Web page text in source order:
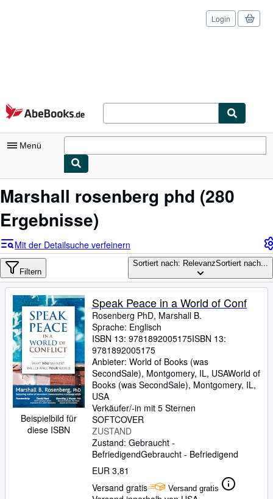
Zum Hauptinhalt
AbeBooks.de
Login
Menü
Nutzerkonto
Logout
Detailsuche
Sammlungen
Antiquarische Bücher
Kunst & Sammlerstücke
Verkäufer
Verkäufer werden
Hilfe
SCHLIESSEN
Marshall rosenberg phd (280
Ergebnisse)
Mit der Detailsuche verfeinern
Filtern
Sortiert nach: RelevanzSortiert nach...
Beispielbild für
diese ISBN
Speak Peace in a World of Conf
Rosenberg PhD, Marshall B.
Sprache: Englisch
ISBN 13: 9781892005175ISBN 13:
9781892005175
Anbieter: World of Books (was
SecondSale), Montgomery, IL, USAWorld of
Books (was SecondSale), Montgomery, IL,
USA
Verkäufer/-in mit 5 Sternen
SOFTCOVER
ZUSTAND
Zustand: Gebraucht -
BefriedigendGebraucht - Befriedigend
EUR 3,81
Versand gratis
Versand gratis